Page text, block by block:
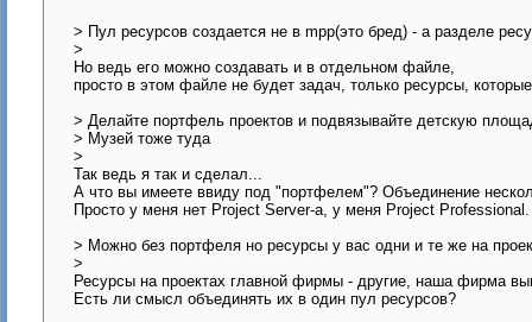
> Пул ресурсов создается не в mpp(это бред) - а разделе
>
Но ведь его можно создавать и в отдельном файле,
просто в этом файле не будет задач, только ресурсы,
> Делайте портфель проектов и подвязывайте детскую
> Музей тоже туда
>
Так ведь я так и сделал...
А что вы имеете ввиду под "портфелем"? Объединение
Просто у меня нет Project Server-а, у меня Project Professional.
> Можно без портфеля но ресурсы у вас одни и те же на
>
Ресурсы на проектах главной фирмы - другие, наша фирма
Есть ли смысл объединять их в один пул ресурсов?